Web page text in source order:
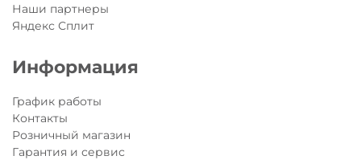
Наши партнеры
Яндекс Сплит
Информация
График работы
Контакты
Розничный магазин
Гарантия и сервис